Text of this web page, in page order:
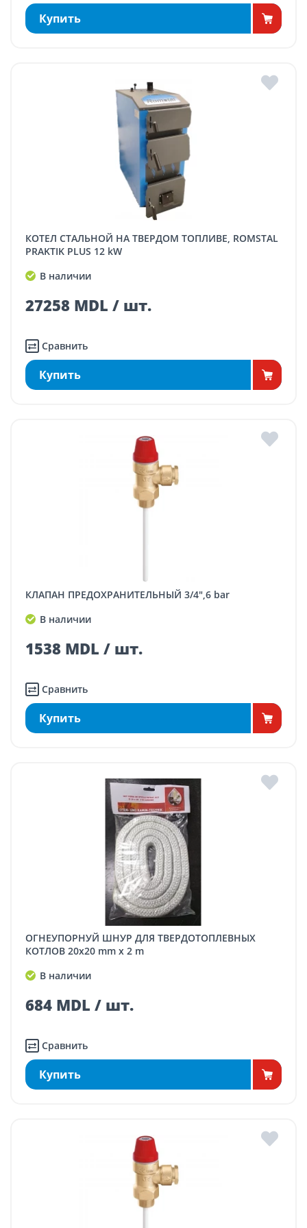
Купить
КОТЕЛ СТАЛЬНОЙ НА ТВЕРДОМ ТОПЛИВЕ, ROMSTAL
PRAKTIK PLUS 12 kW
В наличии
27258 MDL / шт.
Сравнить
Купить
КЛАПАН ПРЕДОХРАНИТЕЛЬНЫЙ 3/4",6 bar
В наличии
1538 MDL / шт.
Сравнить
Купить
ОГНЕУПОРНУЙ ШНУР ДЛЯ ТВЕРДОТОПЛЕВНЫХ
КОТЛОВ 20x20 mm x 2 m
В наличии
684 MDL / шт.
Сравнить
Купить